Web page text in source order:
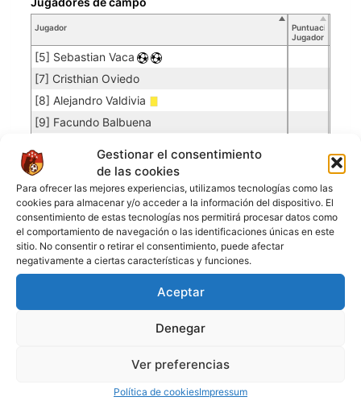
Gestionar el consentimiento
de las cookies
Para ofrecer las mejores experiencias, utilizamos tecnologías como las
cookies para almacenar y/o acceder a la información del dispositivo. El
consentimiento de estas tecnologías nos permitirá procesar datos como
el comportamiento de navegación o las identificaciones únicas en este
sitio. No consentir o retirar el consentimiento, puede afectar
negativamente a ciertas características y funciones.
Aceptar
Denegar
Ver preferencias
Política de cookiesImpressum
Jugador
Puntuación
Jugador
[5] Sebastian Vaca
[7] Cristhian Oviedo
[8] Alejandro Valdivia
[9] Facundo Balbuena
[13] Miguel Angel Zorrilla
[17] Luis Miguel Martinez
[29] Fabio Gonzales
[77] Juan Camilo Castro